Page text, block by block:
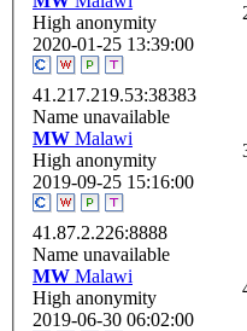
High anonymity
2020-01-25 13:39:00
41.217.219.53:38383
Name unavailable
MW Malawi
High anonymity
2019-09-25 15:16:00
41.87.2.226:8888
Name unavailable
MW Malawi
High anonymity
2019-06-30 06:02:00